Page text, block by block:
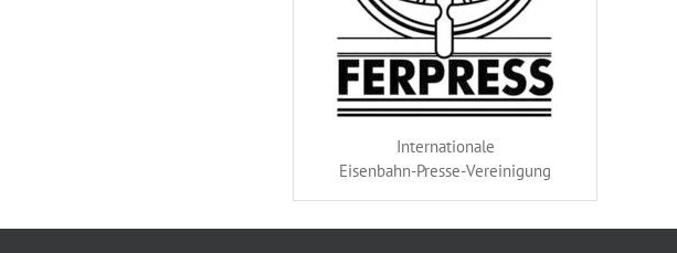
Internationale
Eisenbahn-Presse-Vereinigung